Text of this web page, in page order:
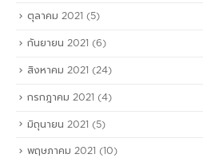
ตุลาคม 2021 (5)
กันยายน 2021 (6)
สิงหาคม 2021 (24)
กรกฎาคม 2021 (4)
มิถุนายน 2021 (5)
พฤษภาคม 2021 (10)